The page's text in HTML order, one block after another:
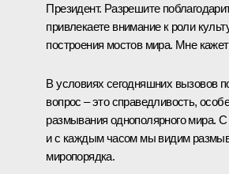
Президент. Разрешите
привлекаете внимание к роли
построения мостов мира. Мне
В условиях сегодняшних вызовов
вопрос – это справедливость,
размывания однополярного мира.
и с каждым часом мы видим
миропорядка.